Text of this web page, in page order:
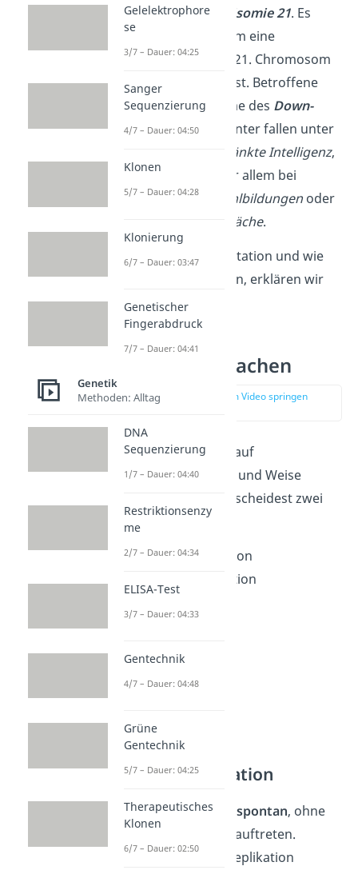
Ausnahme ist die
Trisomie 21. Es
handelt sich dabei um eine
Aneuploidie, da das 21. Chromosom
dreimal vorhanden ist. Betroffene
weisen die Symptome des Down-
Syndromsauf. Darunter fallen unter
eingeschränkte Intelligenz,
Unfruchtbarkeit
(vor allem bei
Männern),Organfehlbildungen oder
Immunabwehrschwäche.
Mehr zur Genommutation und wie
sie entstehen können, erklären wir
dirhier.
Ursachen
zur Stelle im Video springen
Eine Mutation kann auf
unterschiedliche Art und Weise
entstehen. Du unterscheidest zwei
Ursachen:
Spontane Mutation
Induzierte Mutation
Spontane Mutation
Mutationen könnenspontan, ohne
besondere Ursache auftreten.
Während der DNA Replikation
Gelelektrophore
se
3/7 – Dauer: 04:25
Sanger
Sequenzierung
4/7 – Dauer: 04:50
Klonen
5/7 – Dauer: 04:28
Klonierung
6/7 – Dauer: 03:47
Genetischer
Fingerabdruck
7/7 – Dauer: 04:41
Genetik
Methoden: Alltag
DNA
Sequenzierung
1/7 – Dauer: 04:40
Restriktionsenzy
me
2/7 – Dauer: 04:34
ELISA-Test
3/7 – Dauer: 04:33
Gentechnik
4/7 – Dauer: 04:48
Grüne
Gentechnik
5/7 – Dauer: 04:25
Therapeutisches
Klonen
6/7 – Dauer: 02:50